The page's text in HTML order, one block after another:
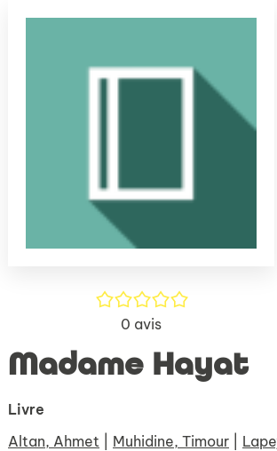
/5
0 avis
Madame Hayat
Livre
Altan, Ahmet
Muhidine, Timour